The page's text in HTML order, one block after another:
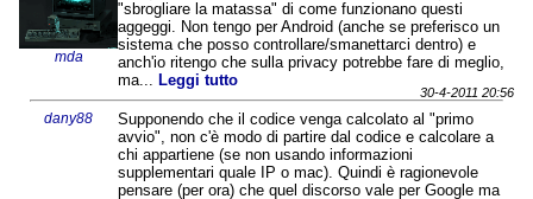
mda
"sbrogliare la matassa" di come funzionano questi
aggeggi. Non tengo per Android (anche se preferisco un
sistema che posso controllare/smanettarci dentro) e
anch'io ritengo che sulla privacy potrebbe fare di meglio,
ma... Leggi tutto
30-4-2011 20:56
dany88
Supponendo che il codice venga calcolato al "primo
avvio", non c'è modo di partire dal codice e calcolare a
chi appartiene (se non usando informazioni
supplementari quale IP o mac). Quindi è ragionevole
pensare (per ora) che quel discorso vale per Google ma